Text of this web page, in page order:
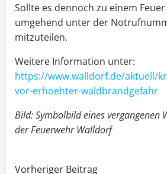
Sollte es dennoch zu einem
umgehend unter der
mitzuteilen.
Weitere Information unter:
https://www.walldorf.de/aktuell/
vor-erhoehter-waldbrandgefahr
Bild: Symbolbild eines vergangenen
der Feuerwehr Walldorf
Vorheriger Beitrag